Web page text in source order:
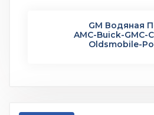
GM Водяная
AMC-Buick-GMC-
Oldsmobile-